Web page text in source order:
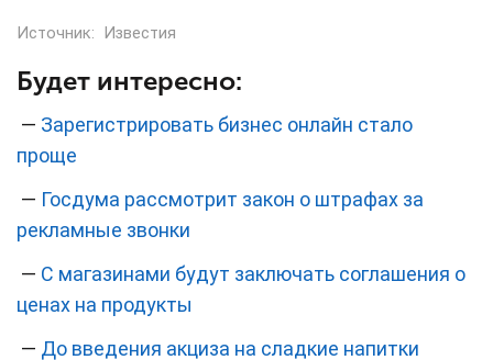
Источник: Известия
Будет интересно:
— Зарегистрировать бизнес онлайн стало
проще
— Госдума рассмотрит закон о штрафах за
рекламные звонки
— С магазинами будут заключать соглашения о
ценах на продукты
— До введения акциза на сладкие напитки